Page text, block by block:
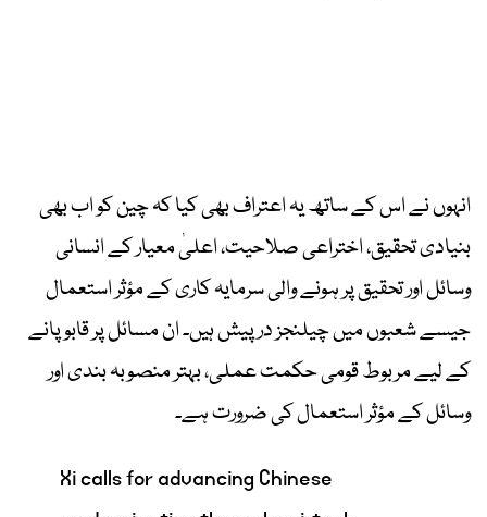
انہوں نے اس کے ساتھ یہ اعتراف بھی کیا کہ چین کو اب بھی
بنیادی تحقیق، اختراعی صلاحیت، اعلیٰ معیار کے انسانی
وسائل اور تحقیق پر ہونے والی سرمایہ کاری کے مؤثر استعمال
جیسے شعبوں میں چیلنجز درپیش ہیں۔ ان مسائل پر قابو پانے
کے لیے مربوط قومی حکمت عملی، بہتر منصوبہ بندی اور
وسائل کے مؤثر استعمال کی ضرورت ہے۔
Xi calls for advancing Chinese